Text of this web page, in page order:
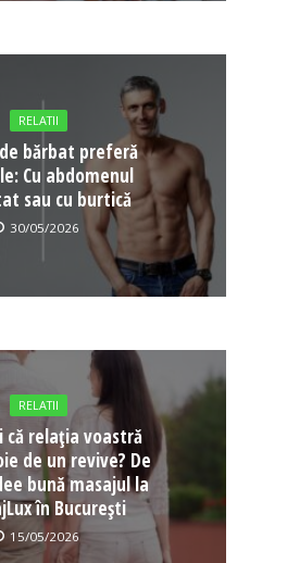
RELATII
bărbat preferă
Cu abdomenul
sau cu burtică
30/05/2026
RELATII
că relația voastră
de un revive? De
bună masajul la
în București
15/05/2026